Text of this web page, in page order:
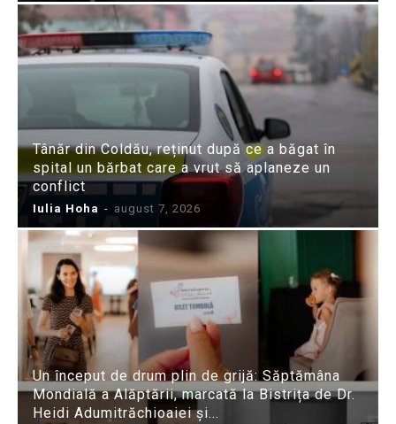
Tânăr din Coldău, reținut după ce a băgat în
spital un bărbat care a vrut să aplaneze un
conflict
Iulia Hoha - august 7, 2026
Un început de drum plin de grijă: Săptămâna
Mondială a Alăptării, marcată la Bistrița de Dr.
Heidi Adumitrăchioaiei și...